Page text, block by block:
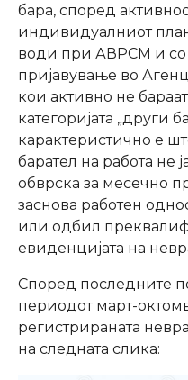
бара, според
индивидуалниот
води при АВРСМ и со
пријавување во
кои активно не
категоријата „други
карактеристично е
барател на работа не
обврска за месечно
заснова работен
или одбил
евиденцијата на
Според последните
периодот март-
регистрираната
на следната слика: